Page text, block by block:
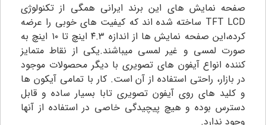
صفحه نمایش های این برند ایرانی همگی از تکنولوژی
TFT LCD ساخته شده اند که کیفیت های خوبی را عرضه
کرده،این صفحه نمایش ها از اندازه ۴.۳ اینچ تا ۱۰ اینچ به
صورت لمسی و غیر لمسی میباشند.یکی از نقاط متمایز
کننده انواع آیفون های تصویری با دیگر محصولات موجود
در بازار، راحتی استفاده از آن است. کار با تمامی آیکون ها
و کلید های روی آیفون تصویری تابا بسیار ساده و قابل
دسترس بوده و هیچ پیچیدگی خاصی در استفاده از آنها
وجود ندارد.